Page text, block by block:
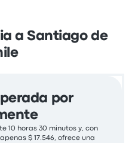
a Santiago de
por
10 horas 30 minutos y, con
$ 17.546, ofrece una